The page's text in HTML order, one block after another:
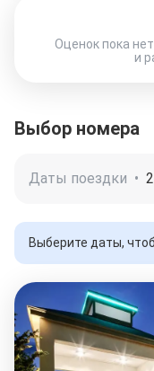
Оценок пока
и
Выбор номера
Даты поездки •
Выберите даты,